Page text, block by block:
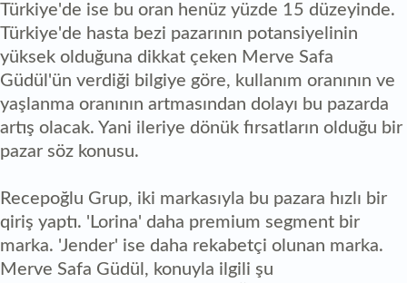
Türkiye'de ise bu oran henüz yüzde 15 düzeyinde.
Türkiye'de hasta bezi pazarının potansiyelinin
yüksek olduğuna dikkat çeken Merve Safa
Güdül'ün verdiği bilgiye göre, kullanım oranının ve
yaşlanma oranının artmasından dolayı bu pazarda
artış olacak. Yani ileriye dönük fırsatların olduğu bir
pazar söz konusu.
Recepoğlu Grup, iki markasıyla bu pazara hızlı bir
qiriş yaptı. 'Lorina' daha premium segment bir
marka. 'Jender' ise daha rekabetçi olunan marka.
Merve Safa Güdül, konuyla ilgili şu